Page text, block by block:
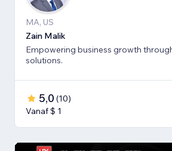
MA, US
Zain Malik
Empowering business growth
solutions.
5,0 (10)
Vanaf $ 1